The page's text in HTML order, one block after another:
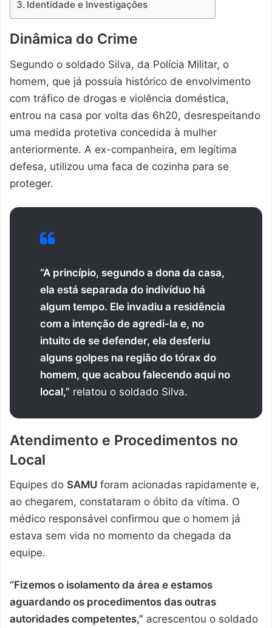
Identidade e Investigações
Dinâmica do Crime
Segundo o soldado Silva, da Polícia Militar, o
homem, que já possuía histórico de envolvimento
com tráfico de drogas e violência doméstica,
entrou na casa por volta das 6h20, desrespeitando
uma medida protetiva concedida à mulher
anteriormente. A ex-companheira, em legítima
defesa, utilizou uma faca de cozinha para se
proteger.
“A princípio, segundo a dona da casa,
ela está separada do indivíduo há
algum tempo. Ele invadiu a residência
com a intenção de agredi-la e, no
intuito de se defender, ela desferiu
alguns golpes na região do tórax do
homem, que acabou falecendo aqui no
local,” relatou o soldado Silva.
Atendimento e Procedimentos no
Local
Equipes do SAMU foram acionadas rapidamente e,
ao chegarem, constataram o óbito da vítima. O
médico responsável confirmou que o homem já
estava sem vida no momento da chegada da
equipe.
“Fizemos o isolamento da área e estamos
aguardando os procedimentos das outras
autoridades competentes,” acrescentou o soldado